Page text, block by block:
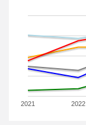
2021 2022